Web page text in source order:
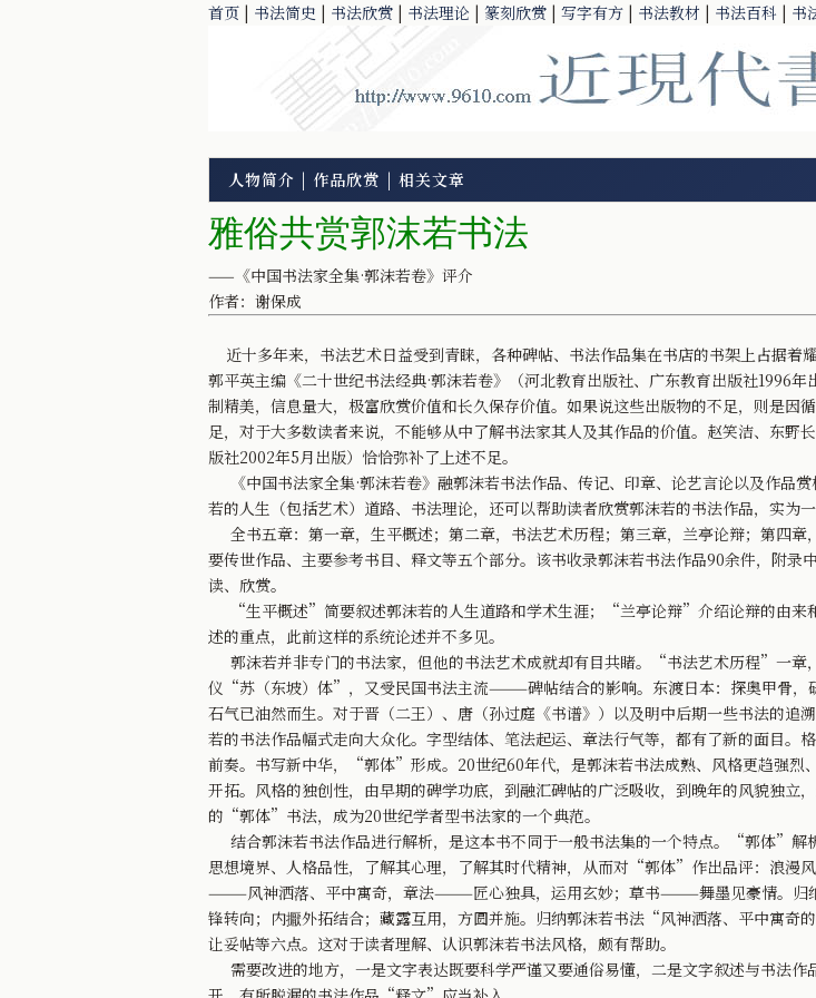
首页 | 书法简史 | 书法欣赏 | 书法理论 | 篆刻欣赏 | 写字有方 | 书法教材 | 书法百科 | 书
人物简介 | 作品欣赏 | 相关文章
雅俗共赏郭沫若书法
——《中国书法家全集·郭沫若卷》评介
作者：谢保成
近十多年来，书法艺术日益受到青睐，各种碑帖、书法作品集在书店的书架上占据着
郭平英主编《二十世纪书法经典·郭沫若卷》（河北教育出版社、广东教育出版社1996
制精美，信息量大，极富欣赏价值和长久保存价值。如果说这些出版物的不足，则是因
足，对于大多数读者来说，不能够从中了解书法家其人及其作品的价值。赵笑洁、东野
版社2002年5月出版）恰恰弥补了上述不足。
《中国书法家全集·郭沫若卷》融郭沫若书法作品、传记、印章、论艺言论以及作品
若的人生（包括艺术）道路、书法理论，还可以帮助读者欣赏郭沫若的书法作品，实为一
全书五章：第一章，生平概述；第二章，书法艺术历程；第三章，兰亭论辩；第四
要传世作品、主要参考书目、释文等五个部分。该书收录郭沫若书法作品90余件，附
读、欣赏。
“生平概述”简要叙述郭沫若的人生道路和学术生涯；“兰亭论辩”介绍论辩的由
述的重点，此前这样的系统论述并不多见。
郭沫若并非专门的书法家，但他的书法艺术成就却有目共睹。“书法艺术历程”一章
仪“苏（东坡）体”，又受民国书法主流———碑帖结合的影响。东渡日本：探奥甲骨，
石气已油然而生。对于晋（二王）、唐（孙过庭《书谱》）以及明中后期一些书法的追
若的书法作品幅式走向大众化。字型结体、笔法起运、章法行气等，都有了新的面目。
前奏。书写新中华，“郭体”形成。20世纪60年代，是郭沫若书法成熟、风格更趋强烈
开拓。风格的独创性，由早期的碑学功底，到融汇碑帖的广泛吸收，到晚年的风貌独立
的“郭体”书法，成为20世纪学者型书法家的一个典范。
结合郭沫若书法作品进行解析，是这本书不同于一般书法集的一个特点。“郭体”
思想境界、人格品性，了解其心理，了解其时代精神，从而对“郭体”作出品评：浪漫
———风神洒落、平中寓奇，章法———匠心独具，运用玄妙；草书———舞墨见豪情。归
锋转向；内擫外拓结合；藏露互用，方圆并施。归纳郭沫若书法“风神洒落、平中寓
让妥帖等六点。这对于读者理解、认识郭沫若书法风格，颇有帮助。
需要改进的地方，一是文字表达既要科学严谨又要通俗易懂，二是文字叙述与书法